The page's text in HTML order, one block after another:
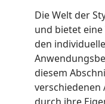
Die Welt der
und bietet
den
diesem
verschiedenen